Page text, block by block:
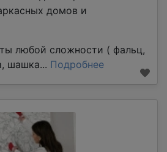
домов и
любой сложности ( фальц,
шашка... Подробнее